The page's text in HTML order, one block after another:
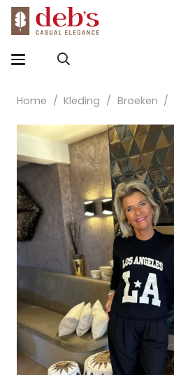
Home / Kleding / Broeken /